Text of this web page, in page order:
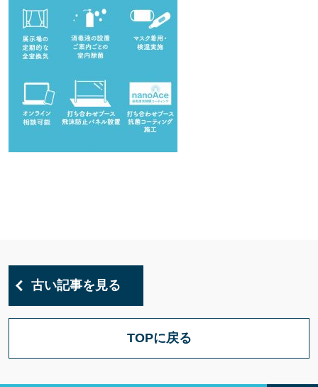
古い記事を見る
TOPに戻る